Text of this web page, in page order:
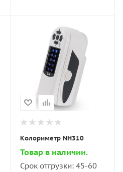
Колориметр NH310
Товар в наличии.
Срок отгрузки: 45-60